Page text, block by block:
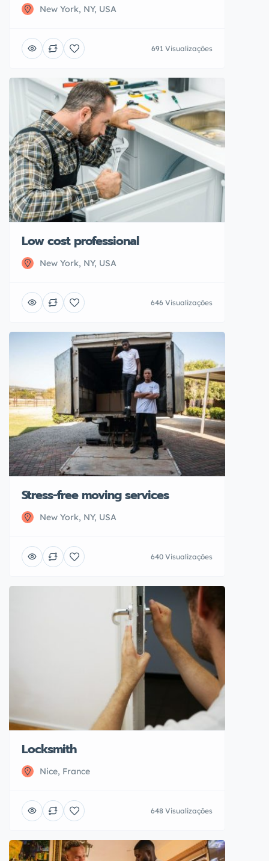
New York, NY, USA
691 Visualizações
Low cost professional
New York, NY, USA
646 Visualizações
Stress-free moving services
New York, NY, USA
640 Visualizações
Locksmith
Nice, France
648 Visualizações